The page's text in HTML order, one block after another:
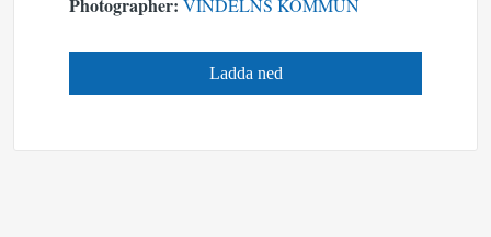
VINDELNS KOMMUN
Ladda ned